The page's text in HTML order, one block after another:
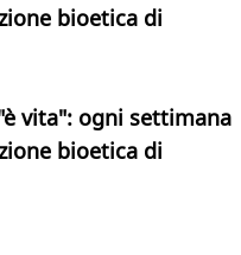
bioetica di
vita": ogni settimana
bioetica di